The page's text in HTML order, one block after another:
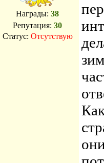
Награды: 38
Репутация: 30
Статус: Отсутствую